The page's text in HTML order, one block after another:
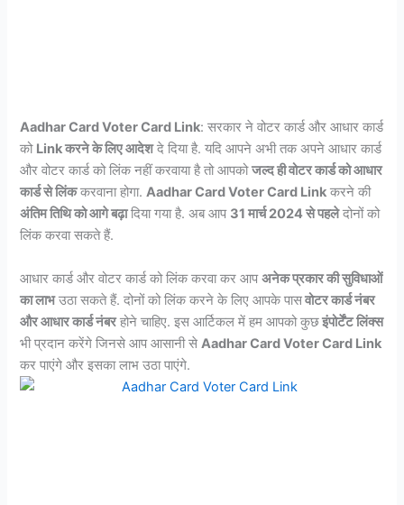
Aadhar Card Voter Card Link: सरकार ने वोटर कार्ड और आधार कार्ड
को Link करने के लिए आदेशदे दिया है. यदि आपने अभी तक अपने आधार कार्ड
और वोटर कार्ड को लिंक नहीं करवाया है तो आपकोजल्द ही वोटर कार्ड को आधार
कार्ड से लिंककरवाना होगा.Aadhar Card Voter Card Link करने की
अंतिम तिथि को आगे बढ़ादिया गया है. अब आप 31 मार्च 2024 से पहलेदोनों को
लिंक करवा सकते हैं.
आधार कार्ड और वोटर कार्ड को लिंक करवा कर आपअनेक प्रकार की सुविधाओं
का लाभउठा सकते हैं. दोनों को लिंक करने के लिए आपके पासवोटर कार्ड नंबर
और आधार कार्ड नंबरहोने चाहिए. इस आर्टिकल में हम आपको कुछइंपोर्टेंट लिंक्स
भी प्रदान करेंगे जिनसे आप आसानी सेAadhar Card Voter Card Link
कर पाएंगे और इसका लाभ उठा पाएंगे.